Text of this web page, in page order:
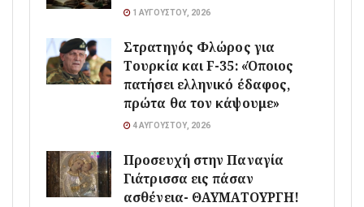
1 ΑΥΓΟΎΣΤΟΥ, 2026
Στρατηγός Φλώρος για
Τουρκία και F-35: «Όποιος
πατήσει ελληνικό έδαφος,
πρώτα θα τον κάψουμε»
4 ΑΥΓΟΎΣΤΟΥ, 2026
Προσευχή στην Παναγία
Γιάτρισσα εις πάσαν
ασθένεια- ΘΑΥΜΑΤΟΥΡΓΗ!